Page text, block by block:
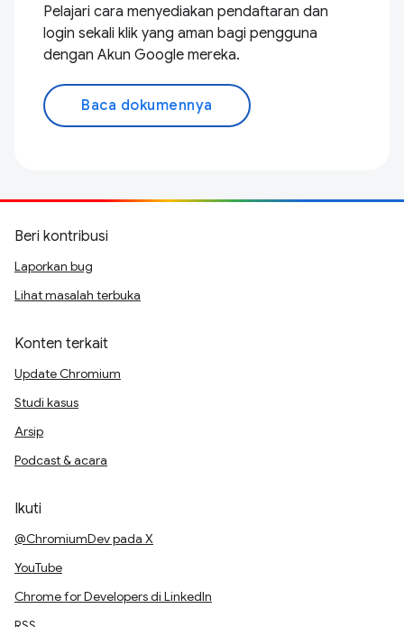
Pelajari cara menyediakan pendaftaran dan
login sekali klik yang aman bagi pengguna
dengan Akun Google mereka.
Baca dokumennya
Beri kontribusi
Laporkan bug
Lihat masalah terbuka
Konten terkait
Update Chromium
Studi kasus
Arsip
Podcast & acara
Ikuti
@ChromiumDev pada X
YouTube
Chrome for Developers di LinkedIn